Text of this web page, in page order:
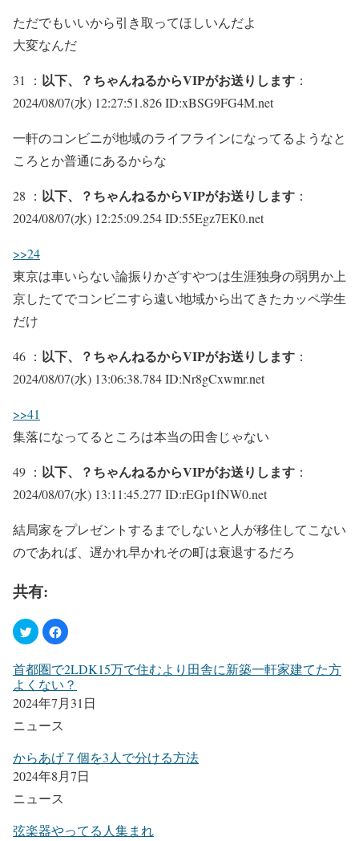
ただでもいいから引き取ってほしいんだよ
大変なんだ
31 ： 以下、？ちゃんねるからVIPがお送りします ：
2024/08/07(水) 12:27:51.826 ID:xBSG9FG4M.net
一軒のコンビニが地域のライフラインになってるようなと
ころとか普通にあるからな
28 ： 以下、？ちゃんねるからVIPがお送りします ：
2024/08/07(水) 12:25:09.254 ID:55Egz7EK0.net
>>24
東京は車いらない論振りかざすやつは生涯独身の弱男か上
京したてでコンビニすら遠い地域から出てきたカッペ学生
だけ
46 ： 以下、？ちゃんねるからVIPがお送りします ：
2024/08/07(水) 13:06:38.784 ID:Nr8gCxwmr.net
>>41
集落になってるところは本当の田舎じゃない
49 ： 以下、？ちゃんねるからVIPがお送りします ：
2024/08/07(水) 13:11:45.277 ID:rEGp1fNW0.net
結局家をプレゼントするまでしないと人が移住してこない
のであれば、遅かれ早かれその町は衰退するだろ
共有:
首都圏で2LDK15万で住むより田舎に新築一軒家建てた方
よくない？
2024年7月31日
ニュース
からあげ７個を3人で分ける方法
2024年8月7日
ニュース
弦楽器やってる人集まれ